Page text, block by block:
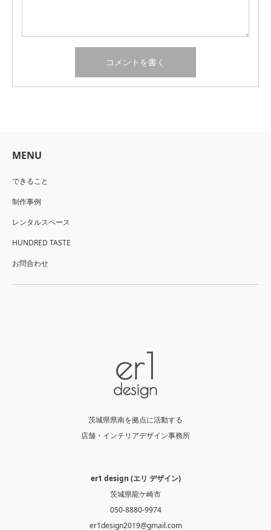
MENU
できること
制作事例
レンタルスペース
HUNDRED TASTE
お問合わせ
茨城県県南を拠点に活動する
店舗・インテリアデザイン事務所
er1 design (エリ デザイン)
茨城県龍ケ崎市
050-8880-9974
er1design2019@gmail.com